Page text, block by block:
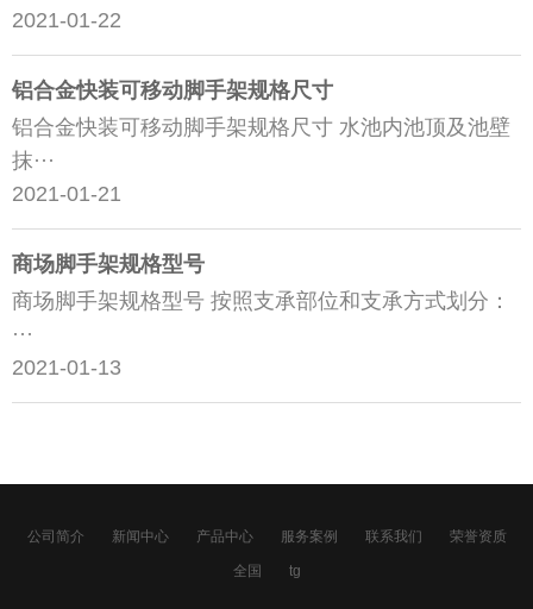
2021-01-22
铝合金快装可移动脚手架规格尺寸
铝合金快装可移动脚手架规格尺寸 水池内池顶及池壁
抹···
2021-01-21
商场脚手架规格型号
商场脚手架规格型号 按照支承部位和支承方式划分：
···
2021-01-13
公司简介 新闻中心 产品中心 服务案例 联系我们 荣誉资质
全国 tg